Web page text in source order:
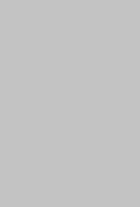
en zou je graag
de hoogte in
houden van